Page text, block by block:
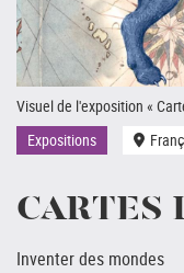
Visuel de l'exposition «
Expositions
CARTES
Inventer des mondes